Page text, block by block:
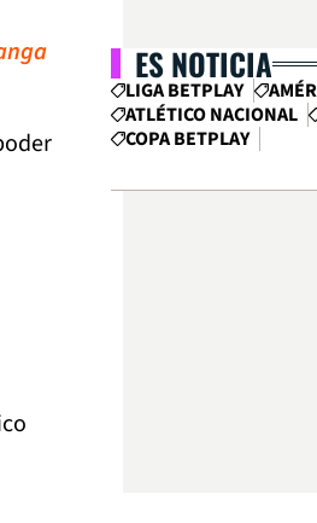
ES NOTICIA
LIGA BETPLAY
ATLÉTICO NACIONAL
COPA BETPLAY